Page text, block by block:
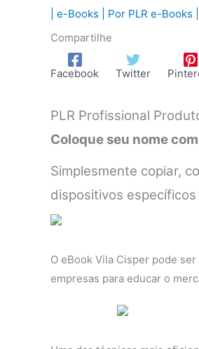
e-Books | Por PLR e-Books
Compartilhe
Facebook Twitter
PLR Profissional
Coloque seu nome
Simplesmente copiar,
dispositivos
O eBook Vila Cisper pode
empresas para educar o